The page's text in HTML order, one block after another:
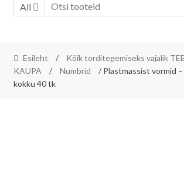
All
Esileht /
Kõik torditegemiseks vajalik
KAUPA
/ Numbrid
/ Plastmassist vormid
kokku 40 tk